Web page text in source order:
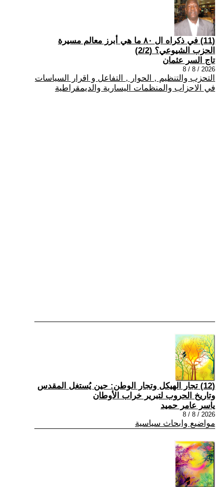
(11) في ذكراه ال ٨٠ ما هي أبرز معالم مسيرة
الحزب الشيوعي؟ (2/2)
تاج السر عثمان
2026 / 8 / 8
التحزب والتنظيم , الحوار , التفاعل و اقرار السياسات
في الاحزاب والمنظمات اليسارية والديمقراطية
(12) تجار الهيكل وتجار الوطن: حين يُستغل المقدس
وتاريخ الحروب لتبرير خراب الأوطان
ياسر عامر حميد
2026 / 8 / 8
مواضيع وابحاث سياسية